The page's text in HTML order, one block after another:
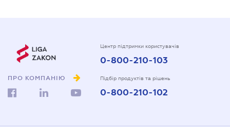
ПРО КОМПАНІЮ
Центр підтримки користувачів
0-800-210-103
Підбір продуктів та рішень
0-800-210-102